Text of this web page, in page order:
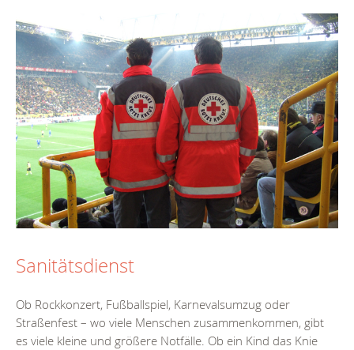
Sanitätsdienst
Ob Rockkonzert, Fußballspiel, Karnevalsumzug oder
Straßenfest – wo viele Menschen zusammenkommen, gibt
es viele kleine und größere Notfälle. Ob ein Kind das Knie